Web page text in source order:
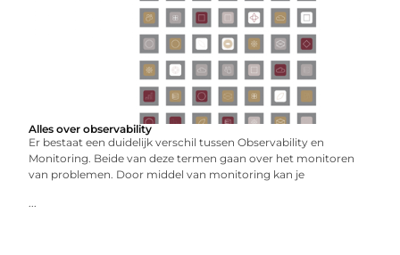
Alles over observability
Er bestaat een duidelijk verschil tussen Observability en
Monitoring. Beide van deze termen gaan over het monitoren
van problemen. Door middel van monitoring kan je
...